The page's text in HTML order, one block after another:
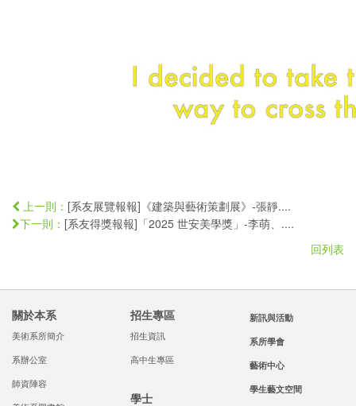
上一則： [系友展覽報報]《建築與藝術策劃展》-張靜....
下一則： [系友得獎報報]「2025 世安美學獎」-李萌、....
回列表
關於本系
美術系所簡介
系辦公室
師資陣容
招生專區
招生資訊
高中生專區
學士
新訊與活動
系所學會
藝術中心
學生藝文空間